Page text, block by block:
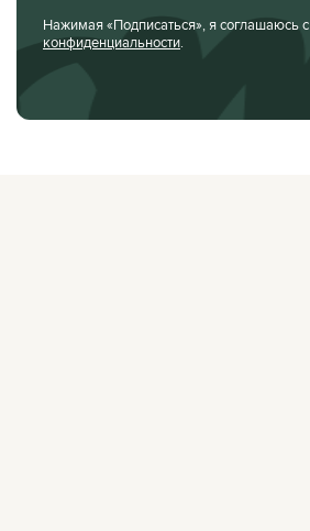
Нажимая «Подписаться», я соглашаюсь с
конфиденциальности.